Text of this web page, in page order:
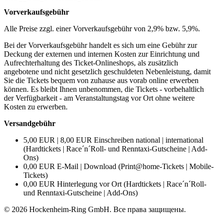
Vorverkaufsgebühr
Alle Preise zzgl. einer Vorverkaufsgebühr von 2,9% bzw. 5,9%.
Bei der Vorverkaufsgebühr handelt es sich um eine Gebühr zur
Deckung der externen und internen Kosten zur Einrichtung und
Aufrechterhaltung des Ticket-Onlineshops, als zusätzlich
angebotene und nicht gesetzlich geschuldeten Nebenleistung, damit
Sie die Tickets bequem von zuhause aus vorab online erwerben
können. Es bleibt Ihnen unbenommen, die Tickets - vorbehaltlich
der Verfügbarkeit - am Veranstaltungstag vor Ort ohne weitere
Kosten zu erwerben.
Versandgebühr
5,00 EUR | 8,00 EUR Einschreiben national | international
(Hardtickets | Race´n´Roll- und Renntaxi-Gutscheine | Add-
Ons)
0,00 EUR E-Mail | Download (Print@home-Tickets | Mobile-
Tickets)
0,00 EUR Hinterlegung vor Ort (Hardtickets | Race´n´Roll-
und Renntaxi-Gutscheine | Add-Ons)
© 2026 Hockenheim-Ring GmbH. Все права защищены.